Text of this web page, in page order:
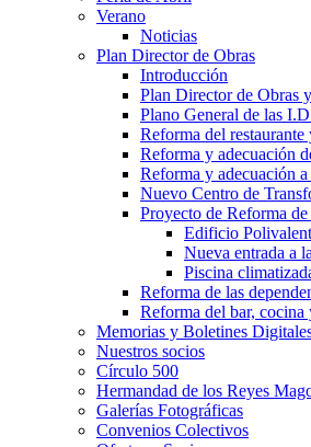
Verano
Noticias
Plan Director de Obras
Introducción
Plan Director de Obras
Plano General de las
Reforma del
Reforma y adecuación
Reforma y adecuación
Nuevo Centro de
Proyecto de Reforma
Edificio
Nueva entrada a
Piscina
Reforma de las
Reforma del bar, cocina
Memorias y Boletines
Nuestros socios
Círculo 500
Hermandad de los Reyes
Galerías Fotográficas
Convenios Colectivos